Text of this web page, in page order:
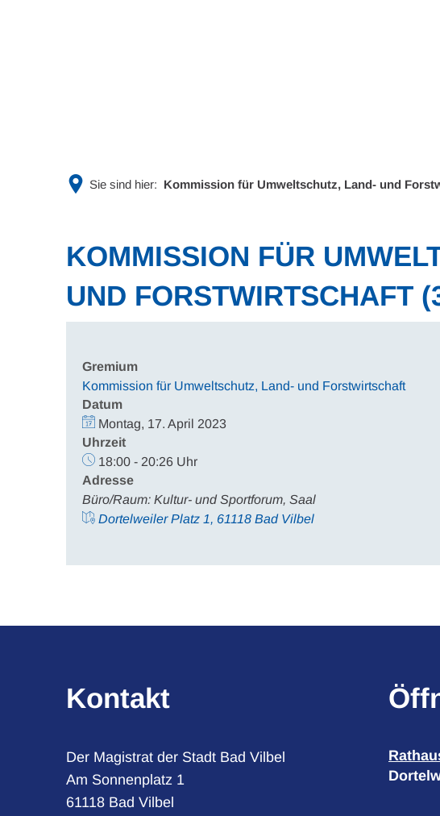
Sie sind hier: Kommission für Umweltschutz, Land- und
KOMMISSION FÜR
UND FORSTWIRTSCHAFT
Gremium
Kommission für Umweltschutz, Land- und Forstwirtschaft
Datum
Montag, 17. April 2023
Uhrzeit
18:00 - 20:26 Uhr
Adresse
Büro/Raum: Kultur- und Sportforum, Saal
Dortelweiler Platz 1, 61118 Bad Vilbel
Kontakt
Der Magistrat der Stadt Bad Vilbel
Am Sonnenplatz 1
61118 Bad Vilbel